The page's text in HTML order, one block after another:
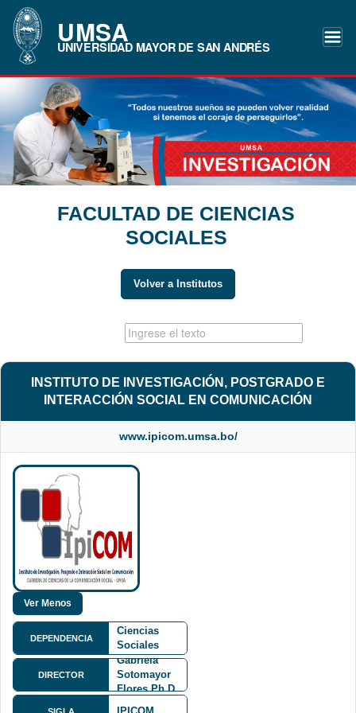
UMSA
UNIVERSIDAD MAYOR DE SAN ANDRÉS
FACULTAD DE CIENCIAS
SOCIALES
Volver a Institutos
INSTITUTO DE INVESTIGACIÓN, POSTGRADO E
INTERACCIÓN SOCIAL EN COMUNICACIÓN
www.ipicom.umsa.bo/
DEPENDENCIA
Ciencias
Sociales
FCS
DIRECTOR
Gabriela
Sotomayor
Flores Ph.D.
Av. 6 de